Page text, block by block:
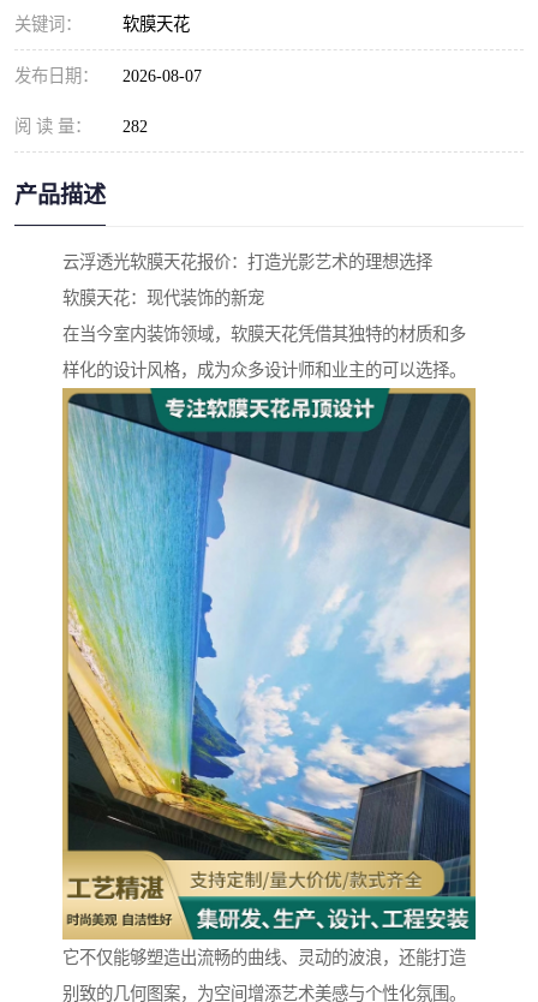
关键词： 软膜天花
发布日期： 2026-08-07
阅 读 量： 282
产品描述
云浮透光软膜天花报价：打造光影艺术的理想选择
软膜天花：现代装饰的新宠
在当今室内装饰领域，软膜天花凭借其独特的材质和多
样化的设计风格，成为众多设计师和业主的可以选择。
它不仅能够塑造出流畅的曲线、灵动的波浪，还能打造
别致的几何图案，为空间增添艺术美感与个性化氛围。